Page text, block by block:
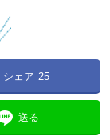
シェア 25
送る